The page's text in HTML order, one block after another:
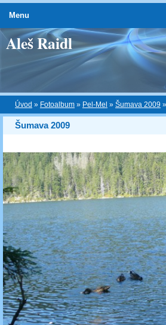
Aleš Raidl
Úvod » Fotoalbum » Pel-Mel » Šumava 2009 »
Šumava 2009
Menu